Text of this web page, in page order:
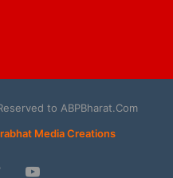
to ABPBharat.Com
Media Creations
TwitterYouTube